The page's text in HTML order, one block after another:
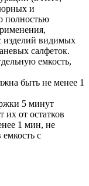
и
полностью
изделий видимых
салфеток.
емкость,
быть не менее 1
5 минут
их от остатков
1 мин, не
с